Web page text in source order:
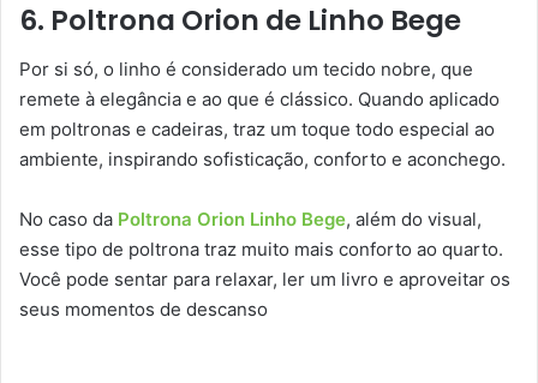
6. Poltrona Orion de Linho Bege
Por si só, o linho é considerado um tecido nobre, que
remete à elegância e ao que é clássico. Quando aplicado
em poltronas e cadeiras, traz um toque todo especial ao
ambiente, inspirando sofisticação, conforto e aconchego.
No caso da Poltrona Orion Linho Bege, além do visual,
esse tipo de poltrona traz muito mais conforto ao quarto.
Você pode sentar para relaxar, ler um livro e aproveitar os
seus momentos de descanso